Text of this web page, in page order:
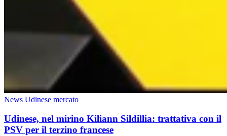
News Udinese mercato
Udinese, nel mirino Kiliann Sildillia: trattativa con il
PSV per il terzino francese